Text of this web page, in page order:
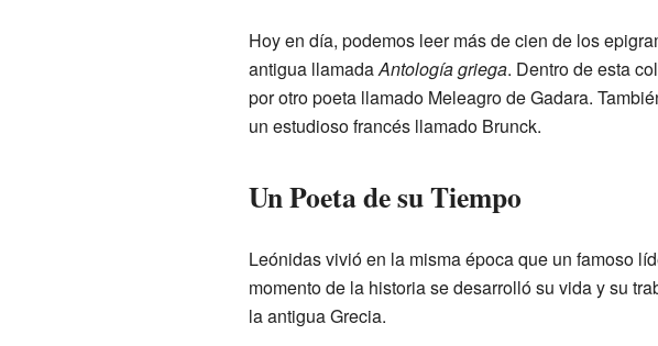
Hoy en día, podemos leer más de cien de los
antigua llamadaAntología griega. Dentro de esta
por otro poeta llamado Meleagro de Gadara.
un estudioso francés llamado Brunck.
Un Poeta de su Tiempo
Leónidas vivió en la misma época que un famoso
momento de la historia se desarrolló su vida y su
la antigua Grecia.